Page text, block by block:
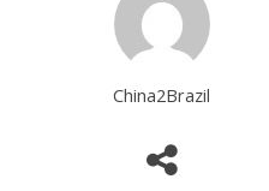
China2Brazil